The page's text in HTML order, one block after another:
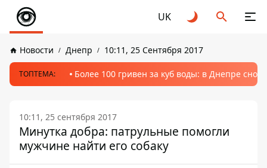
UK
Новости Днепр 10:11, 25 Сентября 2017
ТОПТЕМА: Более 100 гривен за куб воды: в Днепре
10:11, 25 сентября 2017
Минутка добра: патрульные помогли
мужчине найти его собаку